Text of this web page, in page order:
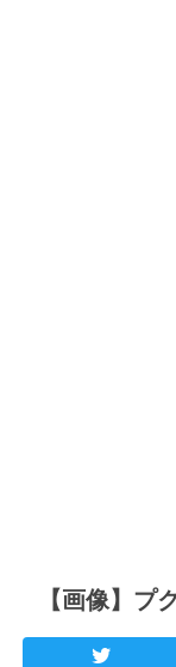
【画像】プ